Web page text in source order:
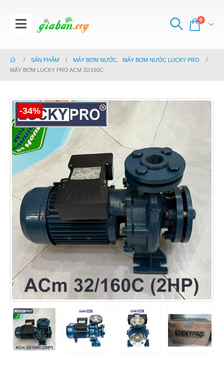
0
SẢN PHẨM MÁY BƠM NƯỚC
MÁY BƠM NƯỚC LUCKY PRO
MÁY BƠM LUCKY PRO ACM 32/160C
-34%